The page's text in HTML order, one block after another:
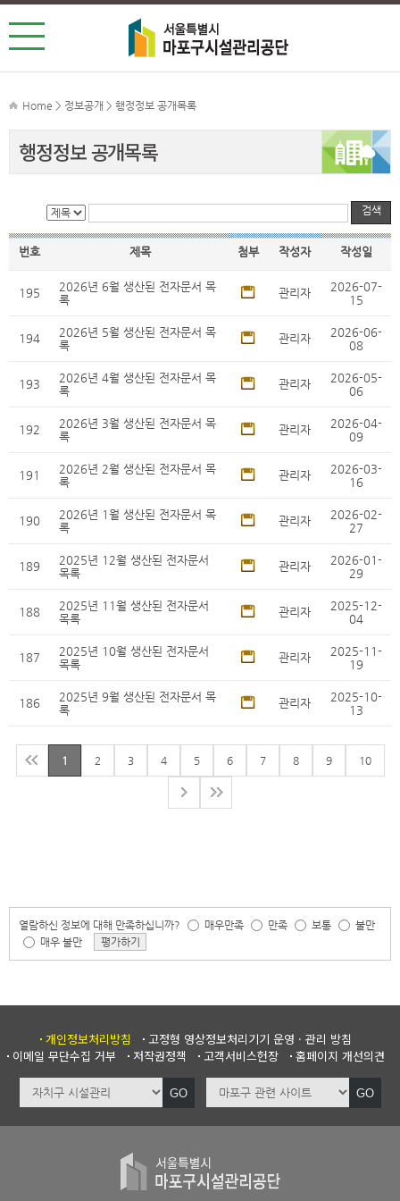
Home > 정보공개 > 행정정보 공개목록
행정정보 공개목록
검색
번호 제목 첨부 작성자 작성일
195
2026년 6월 생산된 전자문서 목
록
관리자
2026-07-
15
194
2026년 5월 생산된 전자문서 목
록
관리자
2026-06-
08
193
2026년 4월 생산된 전자문서 목
록
관리자
2026-05-
06
192
2026년 3월 생산된 전자문서 목
록
관리자
2026-04-
09
191
2026년 2월 생산된 전자문서 목
록
관리자
2026-03-
16
190
2026년 1월 생산된 전자문서 목
록
관리자
2026-02-
27
189
2025년 12월 생산된 전자문서
목록
관리자
2026-01-
29
188
2025년 11월 생산된 전자문서
목록
관리자
2025-12-
04
187
2025년 10월 생산된 전자문서
목록
관리자
2025-11-
19
186
2025년 9월 생산된 전자문서 목
록
관리자
2025-10-
13
1 2 3 4 5 6 7 8 9 10
열람하신 정보에 대해 만족하십니까? 매우만족 만족 보통
불만
매우 불만
평가하기
개인정보처리방침
고정형 영상정보처리기기 운영 · 관리 방침
이메일 무단수집 거부
저작권정책 고객서비스헌장 홈페이지 개선의견
GO GO